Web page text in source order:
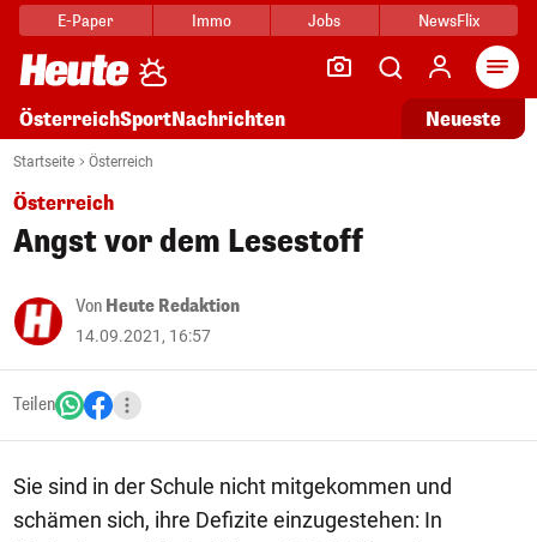
E-Paper Immo Jobs NewsFlix
ÖsterreichSportNachrichten Neueste
Startseite Österreich
Österreich
Angst vor dem Lesestoff
Von Heute Redaktion
14.09.2021, 16:57
Teilen
Sie sind in der Schule nicht mitgekommen und
schämen sich, ihre Defizite einzugestehen: In